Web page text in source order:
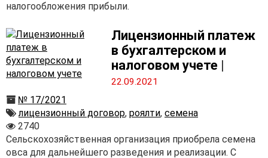
налогообложения прибыли.
Лицензионный платеж
в бухгалтерском и
налоговом учете
22.09.2021
№ 17/2021
лицензионный договор, роялти, семена
2740
Сельскохозяйственная организация приобрела семена
овса для дальнейшего разведения и реализации. С